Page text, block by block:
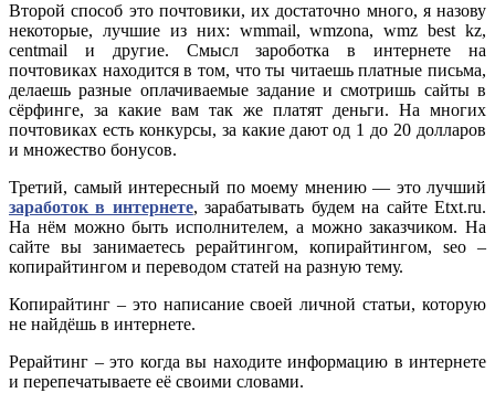
Второй способ это почтовики, их достаточно много, я назову
некоторые, лучшие из них: wmmail, wmzona, wmz best kz,
centmail и другие. Смысл зароботка в интернете на
почтовиках находится в том, что ты читаешь платные письма,
делаешь разные оплачиваемые задание и смотришь сайты в
сёрфинге, за какие вам так же платят деньги. На многих
почтовиках есть конкурсы, за какие дают од 1 до 20 долларов
и множество бонусов.
Третий, самый интересный по моему мнению — это лучший
заработок в интернете, зарабатывать будем на сайте Etxt.ru.
На нём можно быть исполнителем, а можно заказчиком. На
сайте вы занимаетесь рерайтингом, копирайтингом, seo –
копирайтингом и переводом статей на разную тему.
Копирайтинг – это написание своей личной статьи, которую
не найдёшь в интернете.
Рерайтинг – это когда вы находите информацию в интернете
и перепечатываете её своими словами.